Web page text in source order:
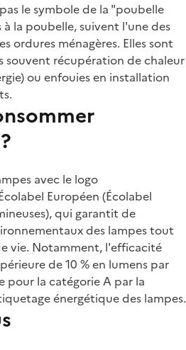
le symbole de la "poubelle
à la poubelle, suivent l'une des
ordures ménagères. Elles sont
souvent récupération de chaleur
ou enfouies en installation
avec le logo
Européen (Écolabel
qui garantit de
des lampes tout
vie. Notamment, l'efficacité
de 10 % en lumens par
pour la catégorie A par la
énergétique des lampes.